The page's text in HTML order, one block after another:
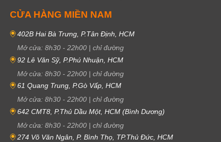
CỬA HÀNG MIỀN NAM
402B Hai Bà Trưng, P.Tân Định, HCM
Mở cửa: 8h30 - 22h00 | chỉ đường
92 Lê Văn Sỹ, P.Phú Nhuận, HCM
Mở cửa: 8h30 - 22h00 | chỉ đường
61 Quang Trung, P.Gò Vấp, HCM
Mở cửa: 8h30 - 22h00 | chỉ đường
642 CMT8, P.Thủ Dầu Một, HCM (Bình Dương)
Mở cửa: 8h30 - 22h00 | chỉ đường
274 Võ Văn Ngân, P. Bình Thọ, TP.Thủ Đức, HCM